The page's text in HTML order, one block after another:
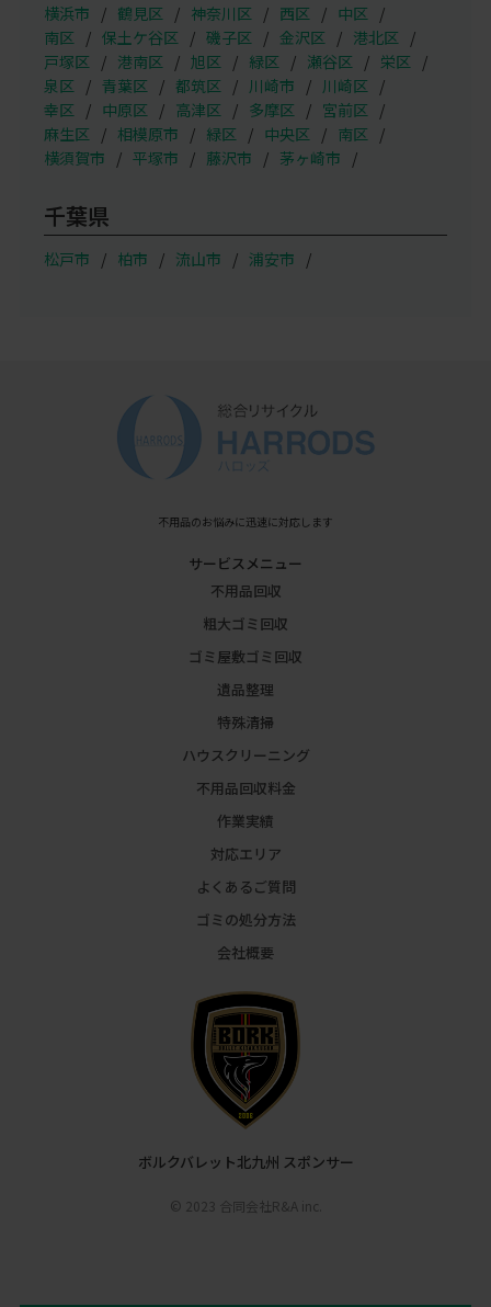
横浜市 鶴見区 神奈川区 西区
中区
南区
保土ケ谷区 磯子区 金沢区
港北区
戸塚区
港南区 旭区 緑区 瀬谷区
栄区
泉区
青葉区 都筑区 川崎市
川崎区
幸区
中原区 高津区 多摩区
宮前区
麻生区
相模原市 緑区 中央区
南区
横須賀市
平塚市 藤沢市 茅ヶ崎市
千葉県
松戸市 柏市 流山市 浦安市
不用品のお悩みに迅速に対応します
サービスメニュー
不用品回収
粗大ゴミ回収
ゴミ屋敷ゴミ回収
遺品整理
特殊清掃
ハウスクリーニング
不用品回収料金
作業実績
対応エリア
よくあるご質問
ゴミの処分方法
会社概要
ボルクバレット北九州 スポンサー
© 2023 合同会社R&A inc.